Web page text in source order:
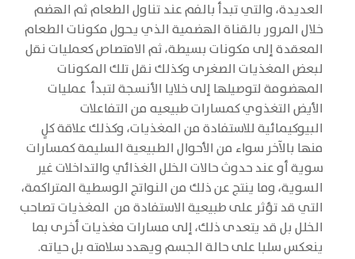
العديدة، والتي تبدأ بالفم عند تناول الطعام ثم الهضم
خلال المرور بالقناة الهضمية الذي يحول مكونات الطعام
المعقدة إلى مكونات بسيطة، ثم الامتصاص كعمليات نقل
لبعض المغذيات الصغرى وكذلك نقل تلك المكونات
المهضومة لتوصيلها إلى خلايا الأنسجة لتبدأ عمليات
الأيض التغذوي كمسارات طبيعيه من التفاعلات
البيوكيمائية للاستفادة من المغذيات، وكذلك علاقة كلٍ
منها بالآخر سواء من الأحوال الطبيعية السليمة كمسارات
سوية أو عند حدوث حالات الخلل الغذائي والتداخلات غير
السوية، وما ينتج عن ذلك من النواتج الوسطية المتراكمة،
التي قد تؤثر على طبيعية الاستفادة من المغذيات تصاحب
الخلل بل قد يتعدى ذلك، إلى مسارات مغذيات أخرى بما
ينعكس سلبا على حالة الجسم ويهدد سلامته بل حياته.